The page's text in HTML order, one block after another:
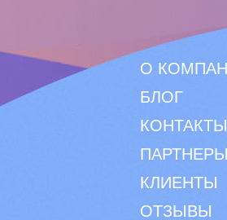
О
БЛОГ
КОНТАКТЫ
ПАРТНЕРЫ
КЛИЕНТЫ
ОТЗЫВЫ